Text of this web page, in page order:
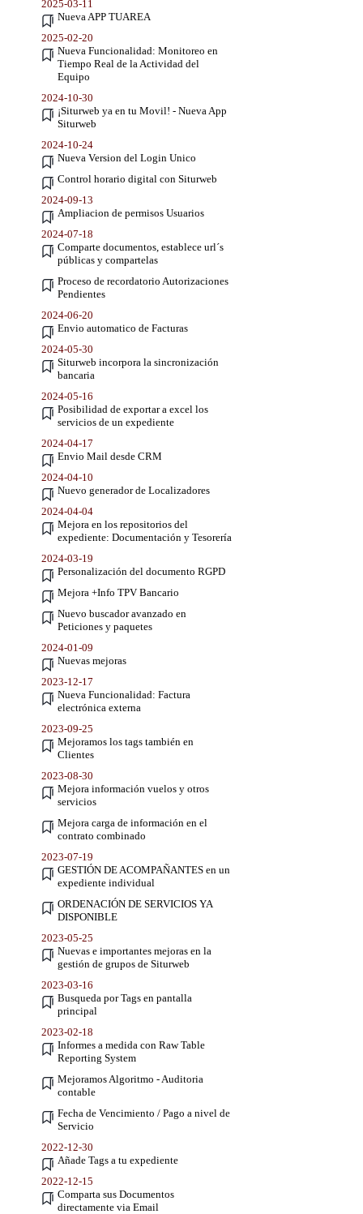
2025-03-11
Nueva APP TUAREA
2025-02-20
Nueva Funcionalidad: Monitoreo en
Tiempo Real de la Actividad del
Equipo
2024-10-30
¡Siturweb ya en tu Movil! - Nueva App
Siturweb
2024-10-24
Nueva Version del Login Unico
Control horario digital con Siturweb
2024-09-13
Ampliacion de permisos Usuarios
2024-07-18
Comparte documentos, establece url´s
públicas y compartelas
Proceso de recordatorio Autorizaciones
Pendientes
2024-06-20
Envio automatico de Facturas
2024-05-30
Siturweb incorpora la sincronización
bancaria
2024-05-16
Posibilidad de exportar a excel los
servicios de un expediente
2024-04-17
Envio Mail desde CRM
2024-04-10
Nuevo generador de Localizadores
2024-04-04
Mejora en los repositorios del
expediente: Documentación y Tesorería
2024-03-19
Personalización del documento RGPD
Mejora +Info TPV Bancario
Nuevo buscador avanzado en
Peticiones y paquetes
2024-01-09
Nuevas mejoras
2023-12-17
Nueva Funcionalidad: Factura
electrónica externa
2023-09-25
Mejoramos los tags también en
Clientes
2023-08-30
Mejora información vuelos y otros
servicios
Mejora carga de información en el
contrato combinado
2023-07-19
GESTIÓN DE ACOMPAÑANTES en un
expediente individual
ORDENACIÓN DE SERVICIOS YA
DISPONIBLE
2023-05-25
Nuevas e importantes mejoras en la
gestión de grupos de Siturweb
2023-03-16
Busqueda por Tags en pantalla
principal
2023-02-18
Informes a medida con Raw Table
Reporting System
Mejoramos Algoritmo - Auditoria
contable
Fecha de Vencimiento / Pago a nivel de
Servicio
2022-12-30
Añade Tags a tu expediente
2022-12-15
Comparta sus Documentos
directamente via Email